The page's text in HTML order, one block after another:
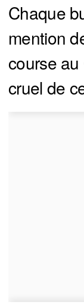
Chaque
mention
course
cruel de